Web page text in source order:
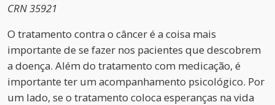
CRN 35921
O tratamento contra o câncer é a coisa mais
importante de se fazer nos pacientes que descobrem
a doença. Além do tratamento com medicação, é
importante ter um acompanhamento psicológico. Por
um lado, se o tratamento coloca esperanças na vida